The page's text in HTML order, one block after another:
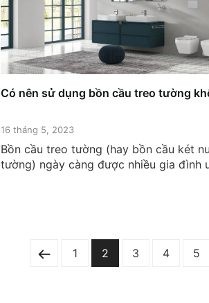
Có nên sử dụng bồn cầu treo tường
16 tháng 5, 2023
Bồn cầu treo tường (hay bồn cầu két
tường) ngày càng được nhiều gia đình
1 2 3 4 5